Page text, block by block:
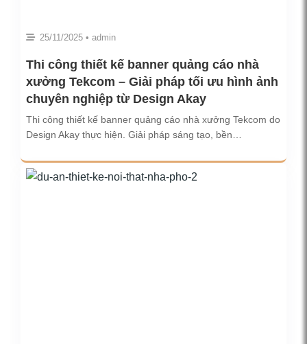
25/11/2025 • admin
Thi công thiết kế banner quảng cáo nhà
xưởng Tekcom – Giải pháp tối ưu hình ảnh
chuyên nghiệp từ Design Akay
Thi công thiết kế banner quảng cáo nhà xưởng Tekcom do
Design Akay thực hiện. Giải pháp sáng tạo, bền…